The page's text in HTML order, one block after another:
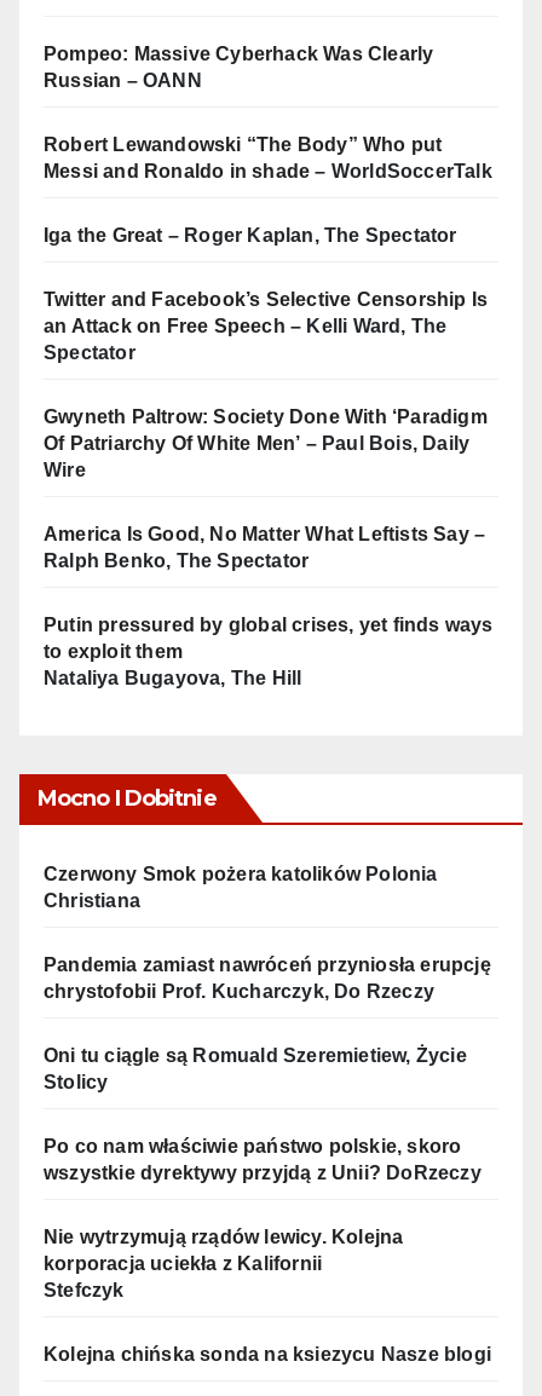
Pompeo: Massive Cyberhack Was Clearly
Russian – OANN
Robert Lewandowski “The Body” Who put
Messi and Ronaldo in shade – WorldSoccerTalk
Iga the Great – Roger Kaplan, The Spectator
Twitter and Facebook’s Selective Censorship Is
an Attack on Free Speech – Kelli Ward, The
Spectator
Gwyneth Paltrow: Society Done With ‘Paradigm
Of Patriarchy Of White Men’ – Paul Bois, Daily
Wire
America Is Good, No Matter What Leftists Say–
Ralph Benko, The Spectator
Putin pressured by global crises, yet finds ways
to exploit them
Nataliya Bugayova, The Hill
Mocno I Dobitnie
Czerwony Smok pożera katolikówPolonia
Christiana
Pandemia zamiast nawróceń przyniosła erupcję
chrystofobii Prof. Kucharczyk, Do Rzeczy
Oni tu ciągle są Romuald Szeremietiew, Życie
Stolicy
Po co nam właściwie państwo polskie, skoro
wszystkie dyrektywy przyjdą z Unii? DoRzeczy
Nie wytrzymują rządów lewicy. Kolejna
korporacja uciekła z Kalifornii
Stefczyk
Kolejna chińska sonda na ksiezycu Nasze blogi